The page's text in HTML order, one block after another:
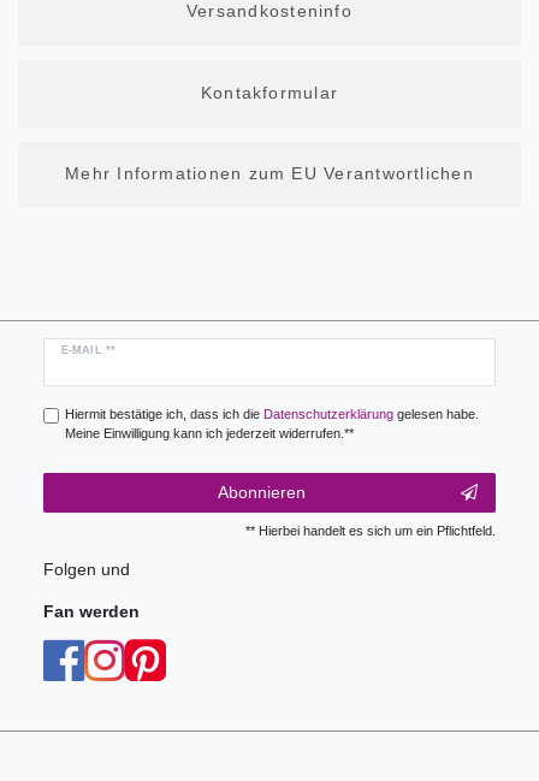
Versandkosteninfo
Kontakformular
Mehr Informationen zum EU Verantwortlichen
E-MAIL **
Newsletter
Hiermit bestätige ich, dass ich die Daten­schutz­erklärunggelesen habe.
Meine Einwilligung kann ich jederzeit widerrufen.**
Abonnieren
** Hierbei handelt es sich um ein Pflichtfeld.
Folgen und
Fan werden